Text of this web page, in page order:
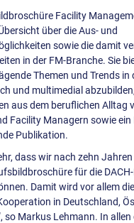
Facility
über die Aus- und
sowie die damit
in der FM-Branche. Sie
Themen und Trends
und multimedial
aus dem beruflichen Alltag
Facility Managern sowie
Publikation.
dass wir nach zehn
für die
Damit wird vor allem
in Deutschland,
so Markus Lehmann. In